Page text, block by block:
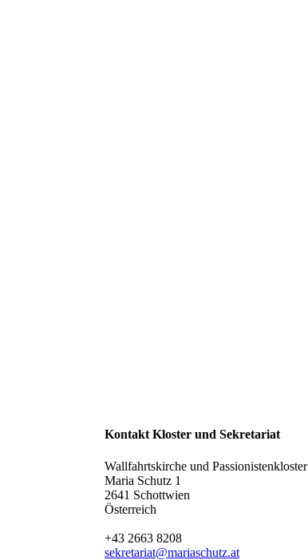
Kontakt Kloster und Sekretariat
Wallfahrtskirche und Passionistenkloster
Maria Schutz 1
2641 Schottwien
Österreich
+43 2663 8208
sekretariat@mariaschutz.at